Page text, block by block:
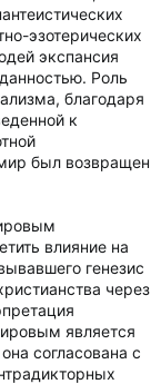
эзотерических
экспансия
Роль
благодаря
к
был возвращен
влияние на
генезис
через
является
согласована с